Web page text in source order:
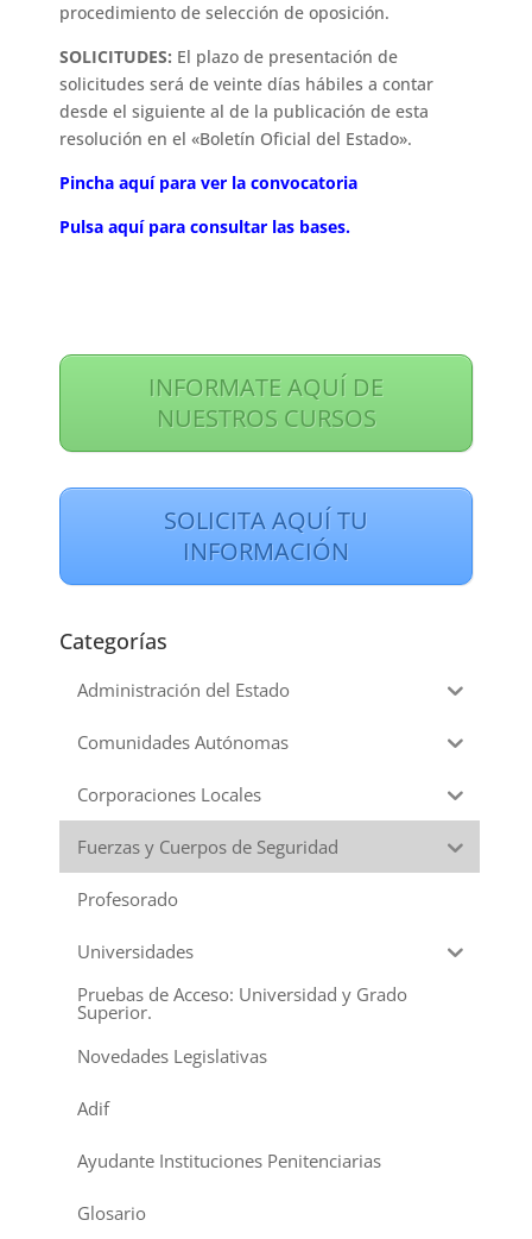
procedimiento de selección de oposición.
SOLICITUDES: El plazo de presentación de
solicitudes será de veinte días hábiles a contar
desde el siguiente al de la publicación de esta
resolución en el «Boletín Oficial del Estado».
Pincha aquí para ver la convocatoria
Pulsa aquí para consultar las bases.
INFORMATE AQUÍ DE
NUESTROS CURSOS
SOLICITA AQUÍ TU
INFORMACIÓN
Categorías
Administración del Estado
Comunidades Autónomas
Corporaciones Locales
Fuerzas y Cuerpos de Seguridad
Profesorado
Universidades
Pruebas de Acceso: Universidad y Grado
Superior.
Novedades Legislativas
Adif
Ayudante Instituciones Penitenciarias
Glosario